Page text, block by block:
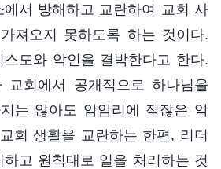
서 방해하고 교란하여 교회 사
져오지 못하도록 하는 것이다.
도와 악인을 결박한다고 한다.
교회에서 공개적으로 하나님을
는 않아도 암암리에 적잖은 악
회 생활을 교란하는 한편, 리더
고 원칙대로 일을 처리하는 것